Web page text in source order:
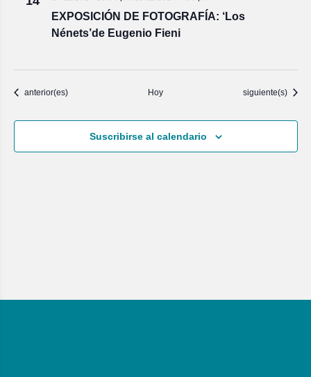
EXPOSICIÓN DE FOTOGRAFÍA: ‘Los
Nénets’de Eugenio Fieni
Eventos
anterior(es) Hoy Eventos
siguiente(s)
Suscribirse al calendario